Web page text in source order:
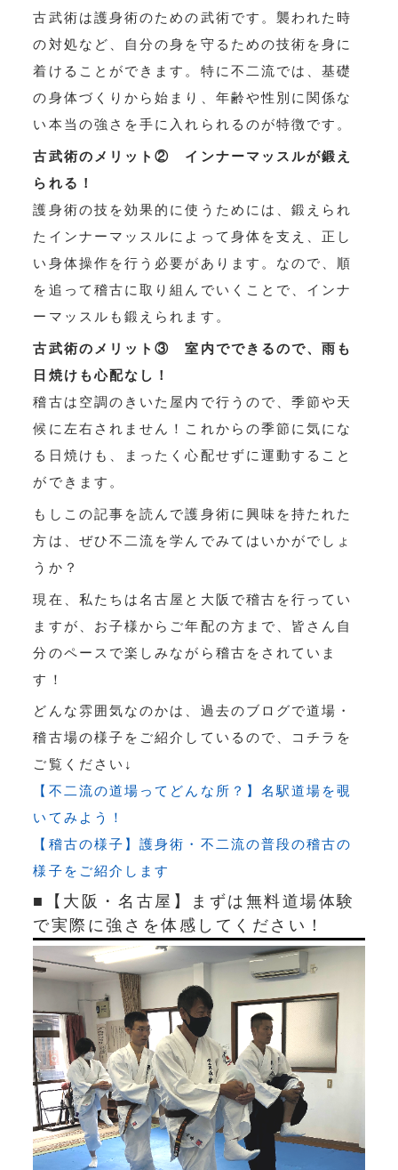
古武術は護身術のための武術です。襲われた時
の対処など、自分の身を守るための技術を身に
着けることができます。特に不二流では、基礎
の身体づくりから始まり、年齢や性別に関係な
い本当の強さを手に入れられるのが特徴です。
古武術のメリット② インナーマッスルが鍛え
られる！
護身術の技を効果的に使うためには、鍛えられ
たインナーマッスルによって身体を支え、正し
い身体操作を行う必要があります。なので、順
を追って稽古に取り組んでいくことで、インナ
ーマッスルも鍛えられます。
古武術のメリット③ 室内でできるので、雨も
日焼けも心配なし！
稽古は空調のきいた屋内で行うので、季節や天
候に左右されません！これからの季節に気にな
る日焼けも、まったく心配せずに運動すること
ができます。
もしこの記事を読んで護身術に興味を持たれた
方は、ぜひ不二流を学んでみてはいかがでしょ
うか？
現在、私たちは名古屋と大阪で稽古を行ってい
ますが、お子様からご年配の方まで、皆さん自
分のペースで楽しみながら稽古をされていま
す！
どんな雰囲気なのかは、過去のブログで道場・
稽古場の様子をご紹介しているので、コチラを
ご覧ください↓
【不二流の道場ってどんな所？】名駅道場を覗
いてみよう！
【稽古の様子】護身術・不二流の普段の稽古の
様子をご紹介します
■【大阪・名古屋】まずは無料道場体験
で実際に強さを体感してください！